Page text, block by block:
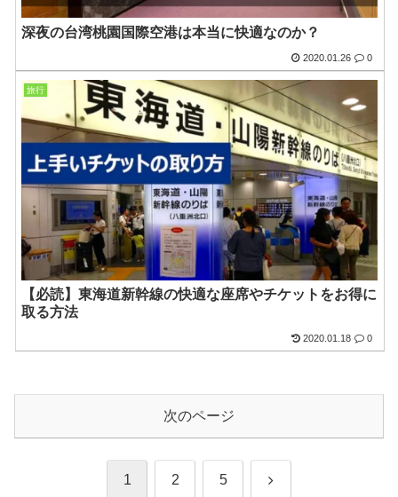
深夜の台湾桃園国際空港は本当に快適なのか？
2020.01.26 0
旅行
【必読】東海道新幹線の快適な座席やチケットをお得に
取る方法
2020.01.18 0
次のページ
1 2 5 次